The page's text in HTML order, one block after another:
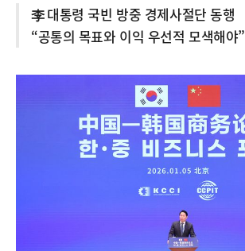
李 대통령 국빈 방중 경제사절단 동행
“공통의 목표와 이익 우선적 모색해야”